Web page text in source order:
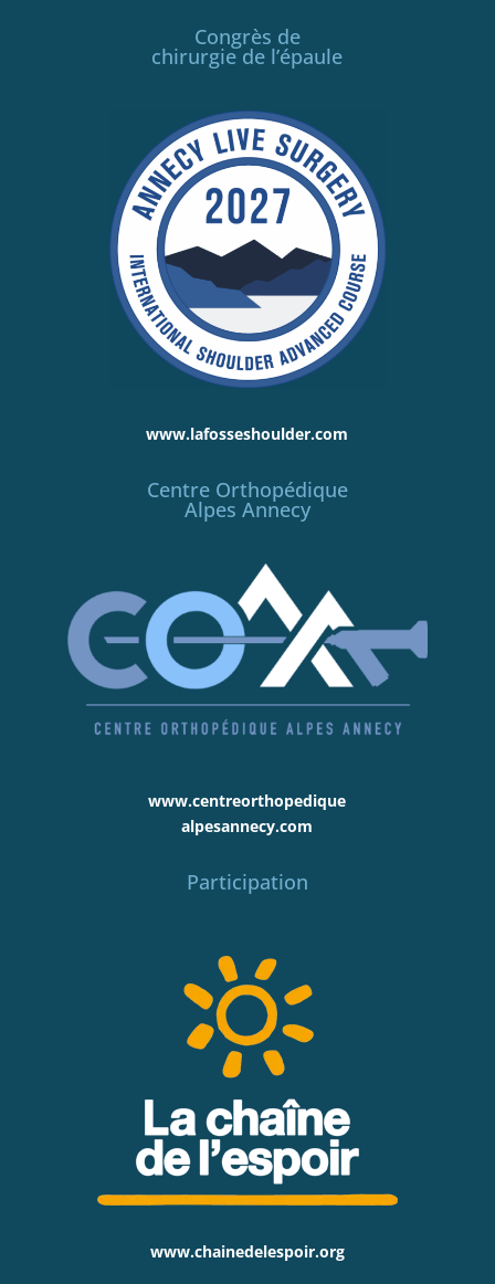
Congrès de
chirurgie de l’épaule
www.lafosseshoulder.com
Centre Orthopédique
Alpes Annecy
www.centreorthopedique
alpesannecy.com
Participation
www.chainedelespoir.org